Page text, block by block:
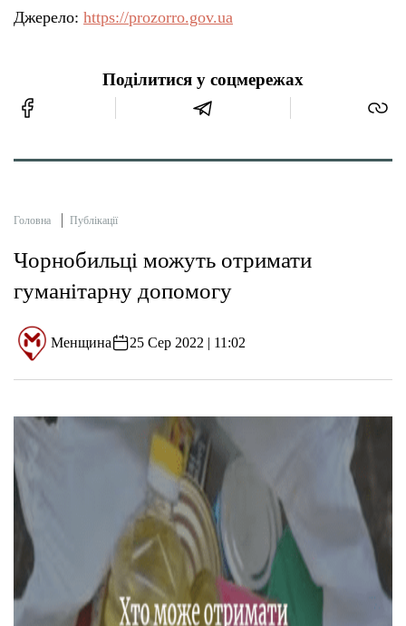
Джерело: https://prozorro.gov.ua
Поділитися у соцмережах
Головна Публікації
Чорнобильці можуть отримати
гуманітарну допомогу
Менщина 25 Сер 2022 | 11:02